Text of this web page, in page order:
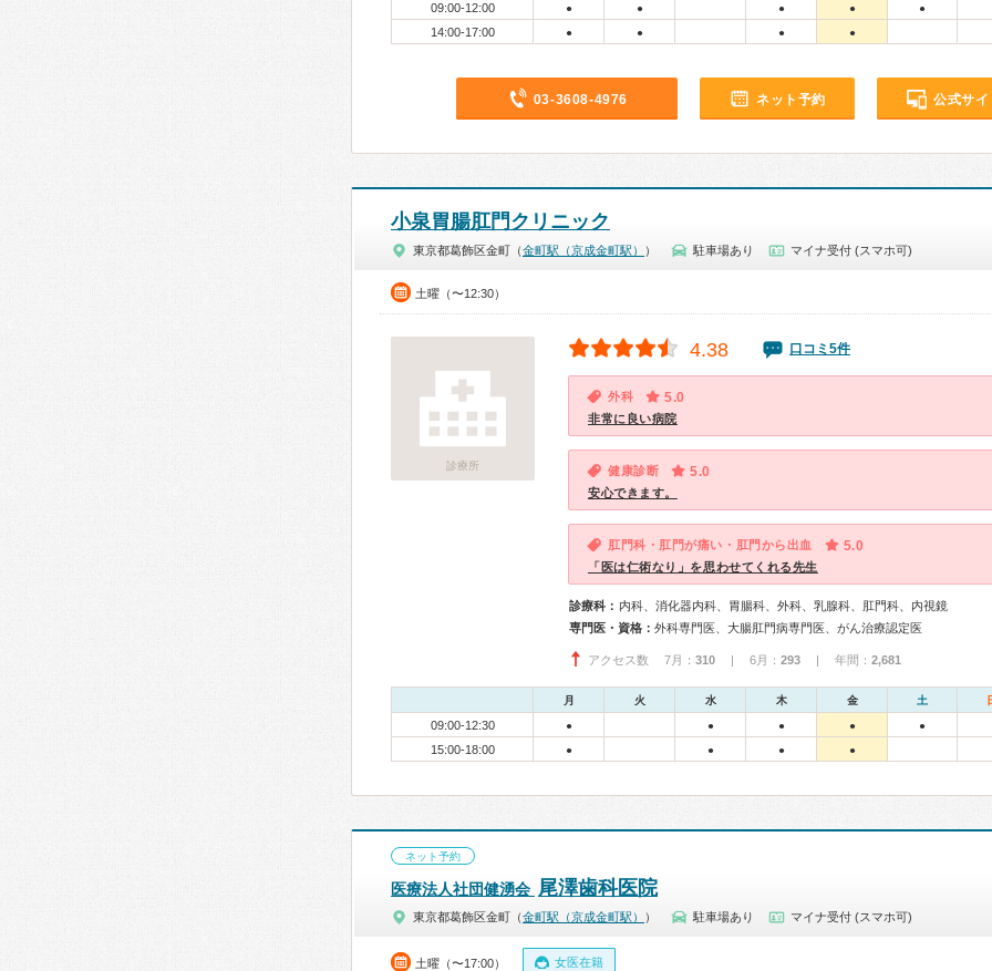
09:00-12:00 ● ● ● ● ●
14:00-17:00 ● ● ● ●
03-3608-4976 ネット予約 公式サイ
小泉胃腸肛門クリニック
東京都葛飾区金町（金町駅（京成金町駅） ） 駐車場あり マイナ受付 (スマホ可)
土曜（〜12:30）
診療所
4.38 口コミ5件
外科 5.0
非常に良い病院
健康診断 5.0
安心できます。
肛門科・肛門が痛い・肛門から出血 5.0
「医は仁術なり」を思わせてくれる先生
診療科： 内科、消化器内科、胃腸科、外科、乳腺科、肛門科、内視鏡
専門医・資格： 外科専門医、大腸肛門病専門医、がん治療認定医
アクセス数 7月： 310 | 6月： 293 | 年間： 2,681
月 火 水 木 金 土
09:00-12:30 ● ● ● ● ●
15:00-18:00 ● ● ● ●
ネット予約
医療法人社団健湧会 尾澤歯科医院
東京都葛飾区金町（金町駅（京成金町駅） ） 駐車場あり マイナ受付 (スマホ可)
土曜（〜17:00） 女医在籍